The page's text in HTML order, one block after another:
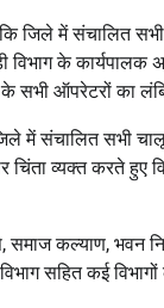
कि जिले में संचालित
के कार्यपालक
ऑपरेटरों का
में संचालित सभी
चिंता व्यक्त करते हुए
समाज कल्याण, भवन
सहित कई